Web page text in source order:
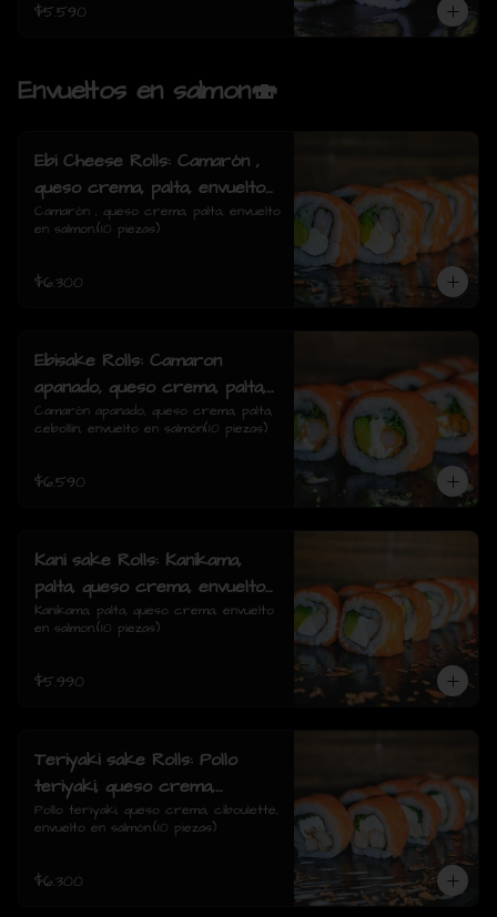
$5.590
Envueltos en salmon🍣
Ebi Cheese Rolls: Camarón ,
queso crema, palta, envuelto
en salmon.
Camarón , queso crema, palta, envuelto
en salmon.(10 piezas)
$6.300
Ebisake Rolls: Camaron
apanado, queso crema, palta,
cebollin, envuelto en salmon
Camarón apanado, queso crema, palta,
cebollín, envuelto en salmón(10 piezas)
$6.590
Kani sake Rolls: Kanikama,
palta, queso crema, envuelto
en salmon.
Kanikama, palta, queso crema, envuelto
en salmon.(10 piezas)
$5.990
Teriyaki sake Rolls: Pollo
teriyaki, queso crema,
ciboulette, envuelto en
salmón.
Pollo teriyaki, queso crema, ciboulette,
envuelto en salmón.(10 piezas)
$6.300